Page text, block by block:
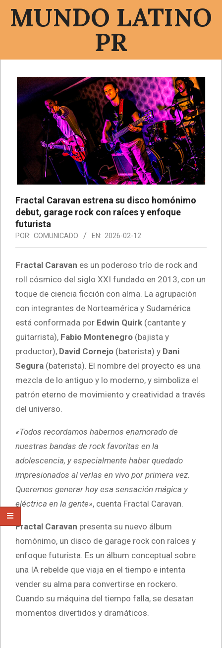
MUNDO LATINO
PR
navegación
principal
Fractal Caravan estrena su disco homónimo
debut, garage rock con raíces y enfoque
futurista
POR: COMUNICADO EN: 2026-02-12
Fractal Caravan es un poderoso trío de rock and
roll cósmico del siglo XXI fundado en 2013, con un
toque de ciencia ficción con alma. La agrupación
con integrantes de Norteamérica y Sudamérica
está conformada por Edwin Quirk (cantante y
guitarrista), Fabio Montenegro (bajista y
productor), David Cornejo (baterista) y Dani
Segura (baterista). El nombre del proyecto es una
mezcla de lo antiguo y lo moderno, y simboliza el
patrón eterno de movimiento y creatividad a través
del universo.
«Todos recordamos habernos enamorado de
nuestras bandas de rock favoritas en la
adolescencia, y especialmente haber quedado
impresionados al verlas en vivo por primera vez.
Queremos generar hoy esa sensación mágica y
eléctrica en la gente», cuenta Fractal Caravan.
Fractal Caravan presenta su nuevo álbum
homónimo, un disco de garage rock con raíces y
enfoque futurista. Es un álbum conceptual sobre
una IA rebelde que viaja en el tiempo e intenta
vender su alma para convertirse en rockero.
Cuando su máquina del tiempo falla, se desatan
momentos divertidos y dramáticos.